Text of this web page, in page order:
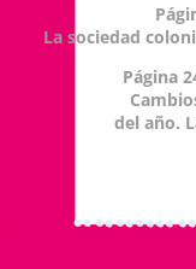
La sociedad
Página
del año.